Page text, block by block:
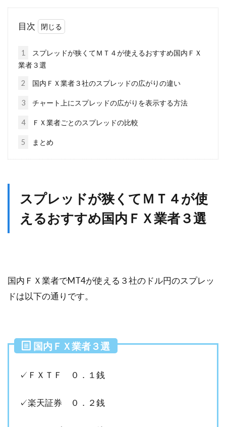
目次
1
スプレッドが狭くてＭＴ４が使えるおすすめ国内ＦＸ
業者３選
2 国内ＦＸ業者３社のスプレッドの広がりの違い
3 チャート上にスプレッドの広がりを表示する方法
4 ＦＸ業者ごとのスプレッドの比較
5 まとめ
スプレッドが狭くてＭＴ４が使
えるおすすめ国内ＦＸ業者３選
国内ＦＸ業者でMT4が使える３社のドル円のスプレッ
ドは以下の通りです。
国内ＦＸ業者３選
✓ＦＸＴＦ ０．１銭
✓楽天証券 ０．２銭